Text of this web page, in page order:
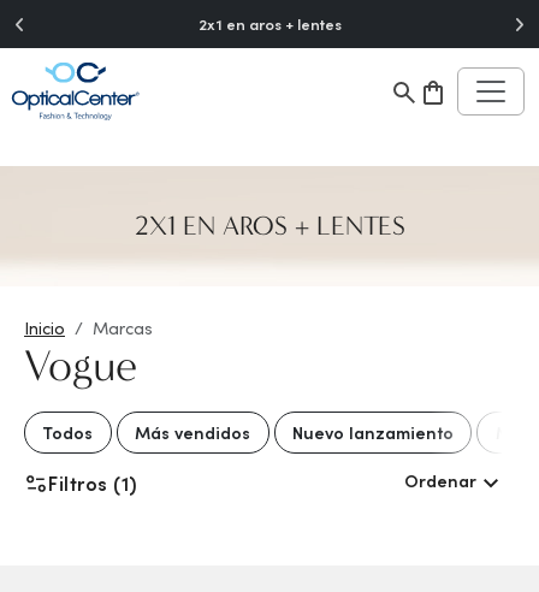
2x1 en aros + lentes
2X1 EN AROS + LENTES
Inicio Marcas
Vogue
Todos Más vendidos Nuevo lanzamiento
Filtros (1) Ordenar